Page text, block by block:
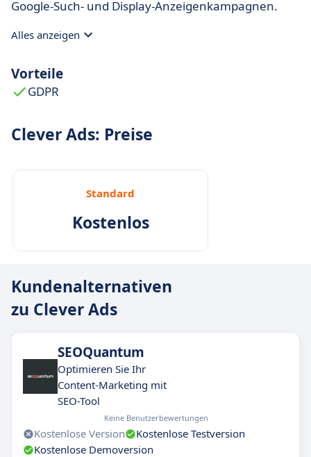
Google-Such- und Display-Anzeigenkampagnen.
Alles anzeigen
Vorteile
GDPR
Clever Ads: Preise
Standard
Kostenlos
Kundenalternativen
zu Clever Ads
SEOQuantum
Optimieren Sie Ihr
Content-Marketing mit
SEO-Tool
Keine Benutzerbewertungen
Kostenlose Version
Kostenlose Testversion
Kostenlose Demoversion